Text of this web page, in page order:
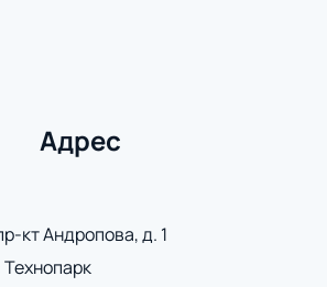
Адрес
кт Андропова, д. 1
Технопарк